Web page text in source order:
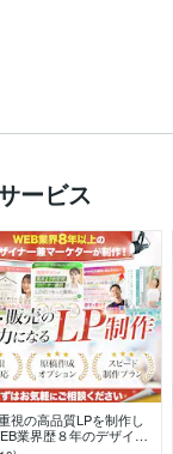
ービス
視の高品質LPを制作し
業界歴８年のデザイナ